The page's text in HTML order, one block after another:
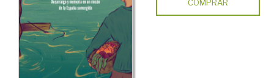
COMPRAR